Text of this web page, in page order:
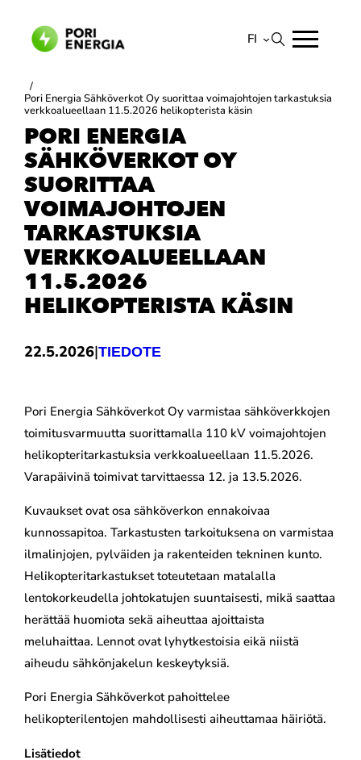
sisältöön
FI
English
/
Pori Energia Sähköverkot Oy suorittaa voimajohtojen tarkastuksia
verkkoalueellaan 11.5.2026 helikopterista käsin
PORI ENERGIA
SÄHKÖVERKOT OY
SUORITTAA
VOIMAJOHTOJEN
TARKASTUKSIA
VERKKOALUEELLAAN
11.5.2026
HELIKOPTERISTA KÄSIN
22.5.2026|TIEDOTE
Pori Energia Sähköverkot Oy varmistaa sähköverkkojen
toimitusvarmuutta suorittamalla 110 kV voimajohtojen
helikopteritarkastuksia verkkoalueellaan 11.5.2026.
Varapäivinä toimivat tarvittaessa 12. ja 13.5.2026.
Kuvaukset ovat osa sähköverkon ennakoivaa
kunnossapitoa. Tarkastusten tarkoituksena on varmistaa
ilmalinjojen, pylväiden ja rakenteiden tekninen kunto.
Helikopteritarkastukset toteutetaan matalalla
lentokorkeudella johtokatujen suuntaisesti, mikä saattaa
herättää huomiota sekä aiheuttaa ajoittaista
meluhaittaa. Lennot ovat lyhytkestoisia eikä niistä
aiheudu sähkönjakelun keskeytyksiä.
Pori Energia Sähköverkot pahoittelee
helikopterilentojen mahdollisesti aiheuttamaa häiriötä.
Lisätiedot